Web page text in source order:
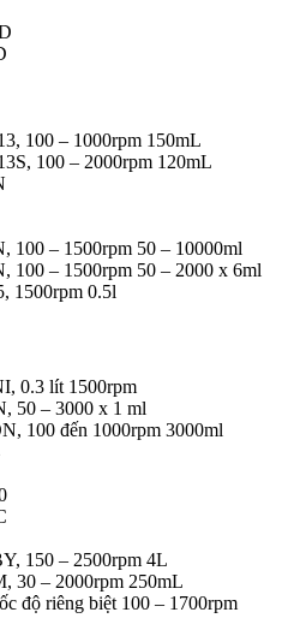
100 – 1000rpm 150mL
100 – 2000rpm 120mL
100 – 1500rpm 50 – 10000ml
100 – 1500rpm 50 – 2000 x 6ml
1500rpm 0.5l
0.3 lít 1500rpm
50 – 3000 x 1 ml
100 đến 1000rpm 3000ml
150 – 2500rpm 4L
30 – 2000rpm 250mL
độ riêng biệt 100 – 1700rpm